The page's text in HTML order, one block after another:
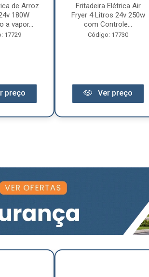
de Arroz
180W
a vapor...
17729
preço
Fritadeira Elétrica Air
Fryer 4 Litros 24v 250w
com Controle...
Código: 17730
Ver preço